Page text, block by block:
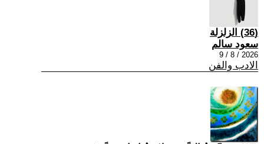
(36) الزلزلة
سعود سالم
2026 / 8 / 9
الادب والفن